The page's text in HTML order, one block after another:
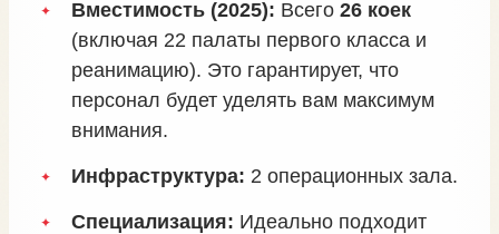
Вместимость (2025): Всего 26 коек
(включая 22 палаты первого класса и
реанимацию). Это гарантирует, что
персонал будет уделять вам максимум
внимания.
Инфраструктура: 2 операционных зала.
Специализация: Идеально подходит